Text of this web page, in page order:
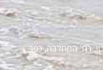
רח' המחלבה, כפר